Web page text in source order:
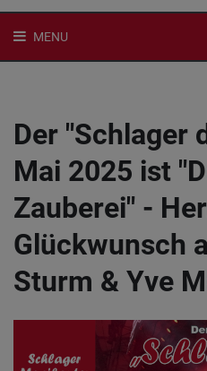
MENU
Der "Schlager
Mai 2025 ist
Zauberei" -
Glückwunsch
Sturm & Yve